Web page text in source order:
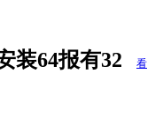
装64报有32 看